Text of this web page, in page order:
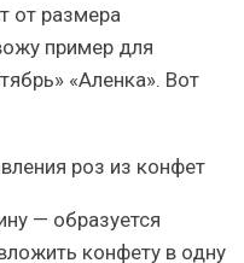
от размера
пример для
«Аленка». Вот
— образуется
конфету в одну